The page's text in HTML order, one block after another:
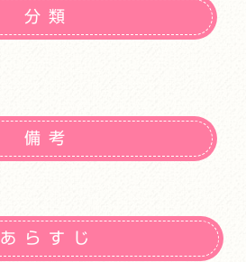
分類
備考
あらすじ